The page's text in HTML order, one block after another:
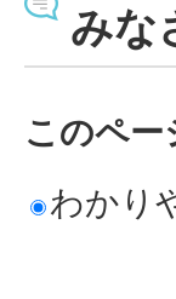
みな
このペ
わかり